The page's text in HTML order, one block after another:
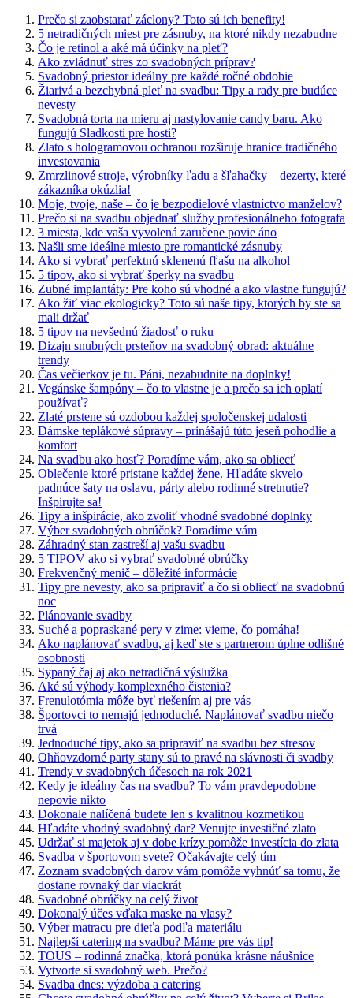
Prečo si zaobstarať záclony? Toto sú ich benefity!
5 netradičných miest pre zásnuby, na ktoré nikdy nezabudne
Čo je retinol a aké má účinky na pleť?
Ako zvládnuť stres zo svadobných príprav?
Svadobný priestor ideálny pre každé ročné obdobie
Žiarivá a bezchybná pleť na svadbu: Tipy a rady pre budúce
nevesty
Svadobná torta na mieru aj nastylovanie candy baru. Ako
fungujú Sladkosti pre hosti?
Zlato s hologramovou ochranou rozširuje hranice tradičného
investovania
Zmrzlinové stroje, výrobníky ľadu a šľahačky – dezerty, které
zákazníka okúzlia!
Moje, tvoje, naše – čo je bezpodielové vlastníctvo manželov?
Prečo si na svadbu objednať služby profesionálneho fotografa
3 miesta, kde vaša vyvolená zaručene povie áno
Našli sme ideálne miesto pre romantické zásnuby
Ako si vybrať perfektnú sklenenú fľašu na alkohol
5 tipov, ako si vybrať šperky na svadbu
Zubné implantáty: Pre koho sú vhodné a ako vlastne fungujú?
Ako žiť viac ekologicky? Toto sú naše tipy, ktorých by ste sa
mali držať
5 tipov na nevšednú žiadosť o ruku
Dizajn snubných prsteňov na svadobný obrad: aktuálne
trendy
Čas večierkov je tu. Páni, nezabudnite na doplnky!
Vegánske šampóny – čo to vlastne je a prečo sa ich oplatí
používať?
Zlaté prstene sú ozdobou každej spoločenskej udalosti
Dámske teplákové súpravy – prinášajú túto jeseň pohodlie a
komfort
Na svadbu ako hosť? Poradíme vám, ako sa obliecť
Oblečenie ktoré pristane každej žene. Hľadáte skvelo
padnúce šaty na oslavu, párty alebo rodinné stretnutie?
Inšpirujte sa!
Tipy a inšpirácie, ako zvoliť vhodné svadobné doplnky
Výber svadobných obrúčok? Poradíme vám
Záhradný stan zastreší aj vašu svadbu
5 TIPOV ako si vybrať svadobné obrúčky
Frekvenčný menič – dôležité informácie
Tipy pre nevesty, ako sa pripraviť a čo si obliecť na svadobnú
noc
Plánovanie svadby
Suché a popraskané pery v zime: vieme, čo pomáha!
Ako naplánovať svadbu, aj keď ste s partnerom úplne odlišné
osobnosti
Sypaný čaj aj ako netradičná výslužka
Aké sú výhody komplexného čistenia?
Frenulotómia môže byť riešením aj pre vás
Športovci to nemajú jednoduché. Naplánovať svadbu niečo
trvá
Jednoduché tipy, ako sa pripraviť na svadbu bez stresov
Ohňovzdorné party stany sú to pravé na slávnosti či svadby
Trendy v svadobných účesoch na rok 2021
Kedy je ideálny čas na svadbu? To vám pravdepodobne
nepovie nikto
Dokonale nalíčená budete len s kvalitnou kozmetikou
Hľadáte vhodný svadobný dar? Venujte investičné zlato
Udržať si majetok aj v dobe krízy pomôže investícia do zlata
Svadba v športovom svete? Očakávajte celý tím
Zoznam svadobných darov vám pomôže vyhnúť sa tomu, že
dostane rovnaký dar viackrát
Svadobné obrúčky na celý život
Dokonalý účes vďaka maske na vlasy?
Výber matracu pre dieťa podľa materiálu
Najlepší catering na svadbu? Máme pre vás tip!
TOUS – rodinná značka, ktorá ponúka krásne náušnice
Vytvorte si svadobný web. Prečo?
Svadba dnes: výzdoba a catering